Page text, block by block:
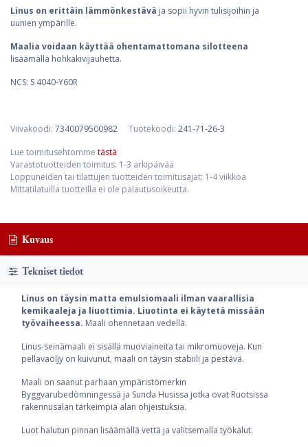
Linus on erittäin lämmönkestävä ja sopii hyvin tulisijoihin ja
uunien ympärille.
Maalia voidaan käyttää ohentamattomana silotteena
lisäämällä hohkakivijauhetta.
NCS: S 4040-Y60R
Viivakoodi: 7340079500982 Tuotekoodi: 241-71-26-3
Lue toimitusehtomme tästä
Varastotuotteiden toimitus: 1-3 arkipäivää
Loppuneiden tai tilattujen tuotteiden toimitusajat: 1-4 viikkoa
Mittatilatuilla tuotteilla ei ole palautusoikeutta.
Kuvaus
Tekniset tiedot
Linus on täysin matta emulsiomaali ilman vaarallisia
kemikaaleja ja liuottimia. Liuotinta ei käytetä missään
työvaiheessa. Maali ohennetaan vedellä.
Linus-seinämaali ei sisällä muoviaineita tai mikromuoveja. Kun
pellavaöljy on kuivunut, maali on täysin stabiili ja pestävä.
Maali on saanut parhaan ympäristömerkin
Byggvarubedömningessä ja Sunda Husissa jotka ovat Ruotsissa
rakennusalan tärkeimpiä alan ohjeistuksia.
Luot halutun pinnan lisäämällä vettä ja valitsemalla työkalut.